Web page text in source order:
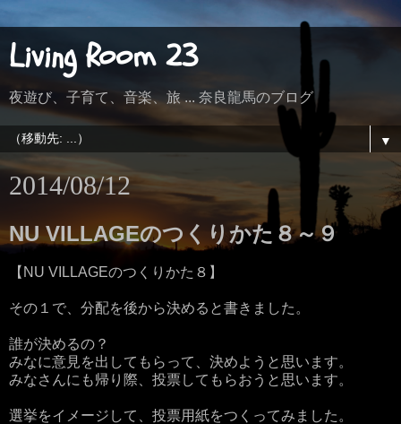
Living Room 23
夜遊び、子育て、音楽、旅 ... 奈良龍馬のブログ
▼
2014/08/12
NU VILLAGEのつくりかた８～９
【 NU VILLAGEのつくりかた８ 】
その１で、分配を後から決めると書きました。
誰が決めるの？
みなに意見を出してもらって、決めようと思います。
みなさんにも帰り際、投票してもらおうと思います。
選挙をイメージして、投票用紙をつくってみました。